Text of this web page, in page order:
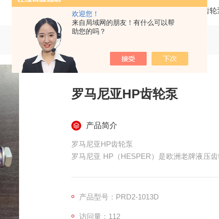
欢迎您！
来自局域网的朋友！有什么可以帮
助您的吗？
当前位置： 齿
罗马尼亚HP齿轮泵
产品简介
罗马尼亚HP齿轮泵
罗马尼亚 HP（HESPER）是欧洲老牌液压
产品型号：PRD2-1013D
访问量：112